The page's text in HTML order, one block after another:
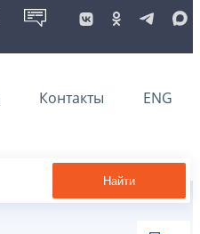
Контакты ENG
Найти